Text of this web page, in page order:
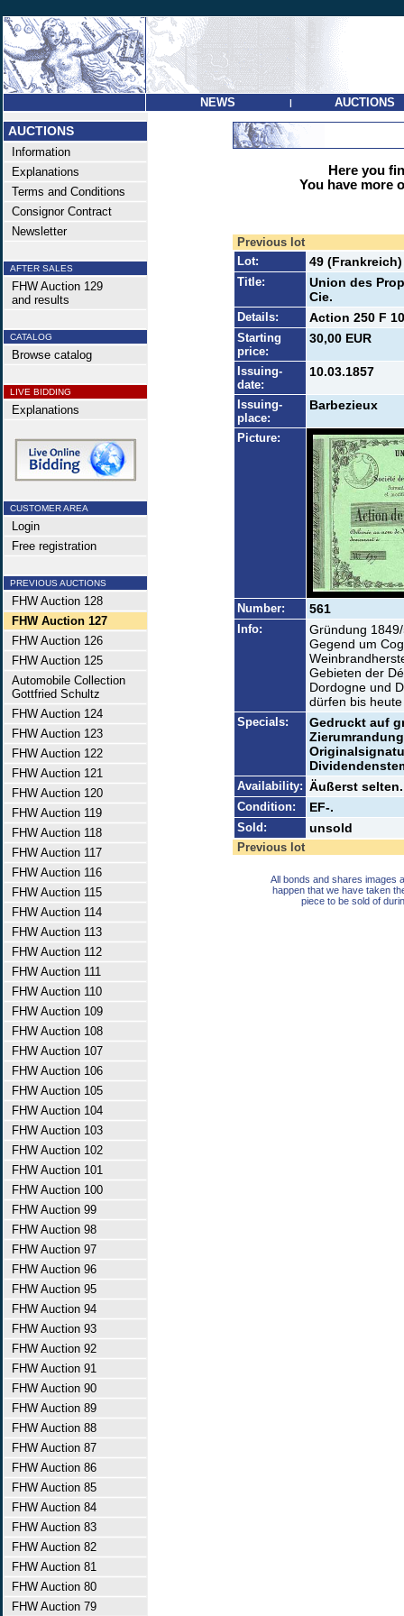
NEWS | AUCTIONS
AUCTIONS
Information
Explanations
Terms and Conditions
Consignor Contract
Newsletter
AFTER SALES
FHW Auction 129
and results
CATALOG
Browse catalog
LIVE BIDDING
Explanations
CUSTOMER AREA
Login
Free registration
PREVIOUS AUCTIONS
FHW Auction 128
FHW Auction 127
FHW Auction 126
FHW Auction 125
Automobile Collection
Gottfried Schultz
FHW Auction 124
FHW Auction 123
FHW Auction 122
FHW Auction 121
FHW Auction 120
FHW Auction 119
FHW Auction 118
FHW Auction 117
FHW Auction 116
FHW Auction 115
FHW Auction 114
FHW Auction 113
FHW Auction 112
FHW Auction 111
FHW Auction 110
FHW Auction 109
FHW Auction 108
FHW Auction 107
FHW Auction 106
FHW Auction 105
FHW Auction 104
FHW Auction 103
FHW Auction 102
FHW Auction 101
FHW Auction 100
FHW Auction 99
FHW Auction 98
FHW Auction 97
FHW Auction 96
FHW Auction 95
FHW Auction 94
FHW Auction 93
FHW Auction 92
FHW Auction 91
FHW Auction 90
FHW Auction 89
FHW Auction 88
FHW Auction 87
FHW Auction 86
FHW Auction 85
FHW Auction 84
FHW Auction 83
FHW Auction 82
FHW Auction 81
FHW Auction 80
FHW Auction 79
Here you
You have more
Previous lot
Lot:
49 (Frankreich)
Title:
Union des
Cie.
Details: Action 250 F
Starting
price:
30,00 EUR
Issuing-
date:
10.03.1857
Issuing-
place:
Barbezieux
Picture:
Number: 561
Info:
Gründung
Gegend um
Gebieten der
Dordogne und
dürfen bis
Specials:
Gedruckt auf
Availability: Äußerst selten.
Condition: EF-.
Sold: unsold
Previous lot
All bonds and shares images
happen that we have taken
piece to be sold of